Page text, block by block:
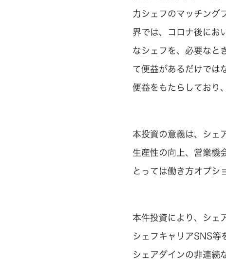
力シェフのマッチング
界では、コロナ後にお
なシェフを、必要なと
て便益があるだけでは
便益をもたらしており
本投資の意義は、シェ
生産性の向上、営業機
とっては働き方オプシ
本件投資により、シェ
シェフキャリアSNS等
シェアダインの非連続